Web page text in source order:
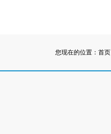
您现在的位置： 首页